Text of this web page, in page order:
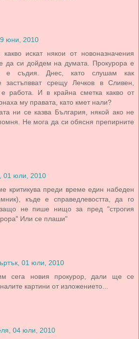
юни, 2010
искат някои от новоназначения
да си дойдем на думата. Прокурора е
е съдия. Днес, като слушам как
застъпвват срещу Лечков в Сливен,
работа. И в крайна сметка какво от
му правата, като кмет нали?
ни се казва България, някой ако не
Не мога да си обясня препирните
01 юли, 2010
критикува преди време един набеден
къде е справедлевостта, да го
не пише нищо за пред "строгия
Или се плаши"
01 юли, 2010
сега новия прокурор, дали ще се
картини от изложението...
04 юли, 2010